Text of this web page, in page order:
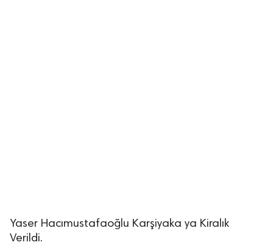
Yaser Hacımustafaoğlu Karşiyaka ya Kiralık
Verildi.